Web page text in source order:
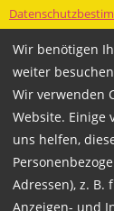
Technische
Wir benötigen
weiter
Wir verwenden
Website. Einige
uns helfen,
Adressen), z.
Anzeigen- und